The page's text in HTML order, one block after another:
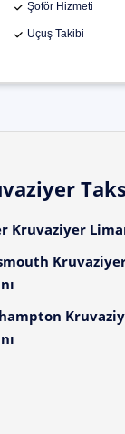
Şoför Hizmeti
Uçuş Takibi
Kruvaziyer